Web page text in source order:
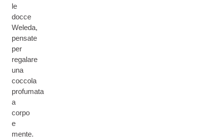
le
docce
Weleda,
pensate
per
regalare
una
coccola
profumata
a
corpo
e
mente.